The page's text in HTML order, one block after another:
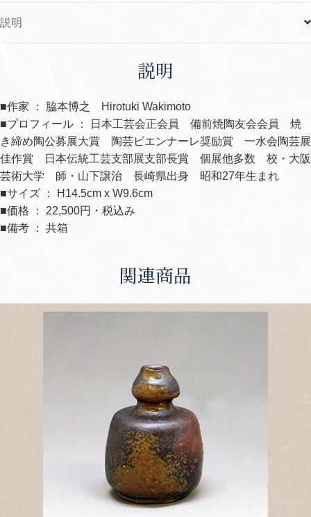
個
説明
説明
■作家 ： 脇本博之 Hirotuki Wakimoto
■プロフィール ： 日本工芸会正会員 備前焼陶友会会員 焼
き締め陶公募展大賞 陶芸ビエンナーレ奨励賞 一水会陶芸展
佳作賞 日本伝統工芸支部展支部長賞 個展他多数 校・大阪
芸術大学 師・山下譲治 長崎県出身 昭和27年生まれ
■サイズ ： H14.5cm x W9.6cm
■価格 ： 22,500円・税込み
■備考 ： 共箱
関連商品